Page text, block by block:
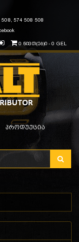
508, 574 508 508
0 ნივთ(ებ)ი - 0 GEL
პროდუქცია